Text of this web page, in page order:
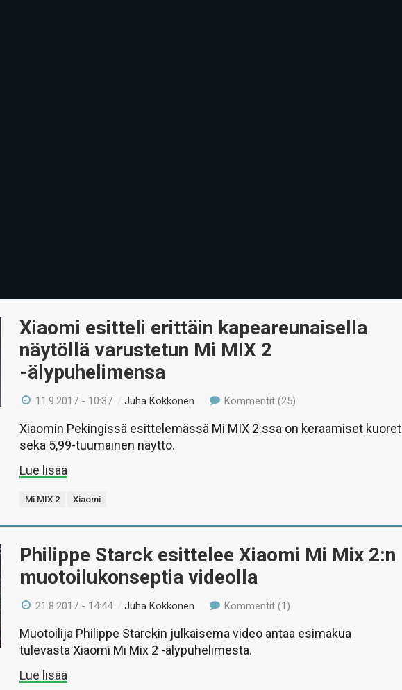
Xiaomi esitteli erittäin kapeareunaisella
näytöllä varustetun Mi MIX 2
-älypuhelimensa
11.9.2017 - 10:37 /Juha Kokkonen Kommentit (25)
Xiaomin Pekingissä esittelemässä Mi MIX 2:ssa on keraamiset kuoret
sekä 5,99-tuumainen näyttö.
Lue lisää
Mi MIX 2 Xiaomi
Philippe Starck esittelee Xiaomi Mi Mix 2:n
muotoilukonseptia videolla
21.8.2017 - 14:44 /Juha Kokkonen Kommentit (1)
Muotoilija Philippe Starckin julkaisema video antaa esimakua
tulevasta Xiaomi Mi Mix 2 -älypuhelimesta.
Lue lisää